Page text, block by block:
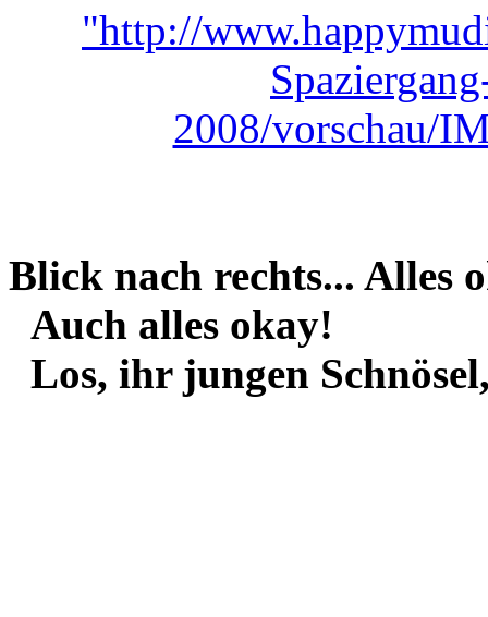
Blick nach rechts... Alles
Auch alles okay!
Los, ihr jungen